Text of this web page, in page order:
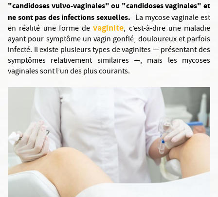
"candidoses vulvo-vaginales" ou "candidoses vaginales" et
ne sont pas des infections sexuelles. La mycose vaginale est
en réalité une forme devaginite, c’est-à-dire une maladie
ayant pour symptôme un vagin gonflé, douloureux et parfois
infecté. Il existe plusieurs types de vaginites — présentant des
symptômes relativement similaires —, mais les mycoses
vaginales sont l’un des plus courants.